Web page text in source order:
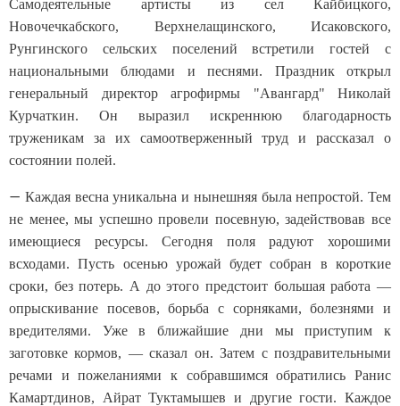
Самодеятельные артисты из сел Кайбицкого,
Новочечкабского, Верхнелащинского, Исаковского,
Рунгинского сельских поселений встретили гостей с
национальными блюдами и песнями. Праздник открыл
генеральный директор агрофирмы "Авангард" Николай
Курчаткин. Он выразил искреннюю благодарность
труженикам за их самоотверженный труд и рассказал о
состоянии полей.
— Каждая весна уникальна и нынешняя была непростой. Тем
не менее, мы успешно провели посевную, задействовав все
имеющиеся ресурсы. Сегодня поля радуют хорошими
всходами. Пусть осенью урожай будет собран в короткие
сроки, без потерь. А до этого предстоит большая работа —
опрыскивание посевов, борьба с сорняками, болезнями и
вредителями. Уже в ближайшие дни мы приступим к
заготовке кормов, — сказал он. Затем с поздравительными
речами и пожеланиями к собравшимся обратились Ранис
Камартдинов, Айрат Туктамышев и другие гости. Каждое